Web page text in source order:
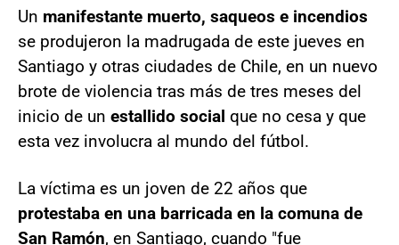
Un manifestante muerto, saqueos e incendios
se produjeron la madrugada de este jueves en
Santiago y otras ciudades de Chile, en un nuevo
brote de violencia tras más de tres meses del
inicio de un estallido social que no cesa y que
esta vez involucra al mundo del fútbol.
La víctima es un joven de 22 años que
protestaba en una barricada en la comuna de
San Ramón, en Santiago, cuando "fue